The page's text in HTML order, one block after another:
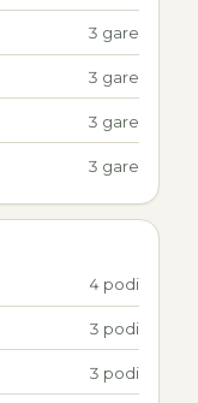
3 gare
3 gare
3 gare
3 gare
4 podi
3 podi
3 podi